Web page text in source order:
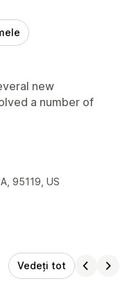
new
a number of
95119, US
Vedeți tot